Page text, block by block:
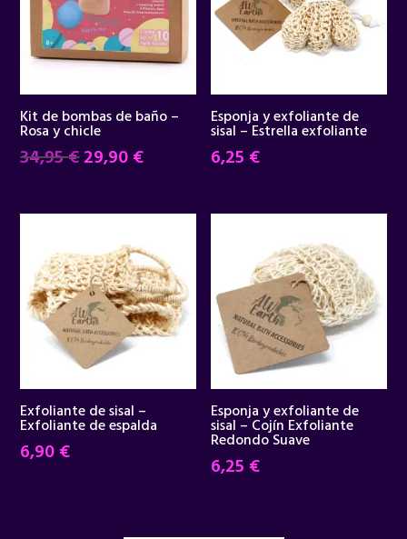
Kit de bombas de baño –
Rosa y chicle
34,95€El
34,95 €.
29,90€El
29,90 €.
Esponja y exfoliante de
sisal – Estrella exfoliante
6,25 €
Exfoliante de sisal –
Exfoliante de espalda
6,90€
Esponja y exfoliante de
sisal – Cojín Exfoliante
Redondo Suave
6,25 €